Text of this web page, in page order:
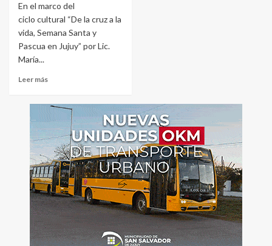
En el marco del
ciclo cultural “De la cruz a la
vida, Semana Santa y
Pascua en Jujuy” por Lic.
María...
Leer más